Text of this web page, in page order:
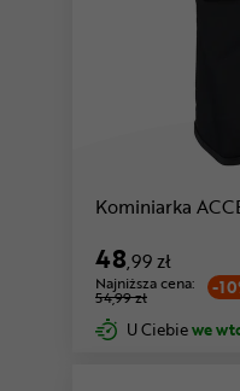
Kominiarka
48,99 zł
-
Najniższa cena:
54,99 zł
U Ciebiewe